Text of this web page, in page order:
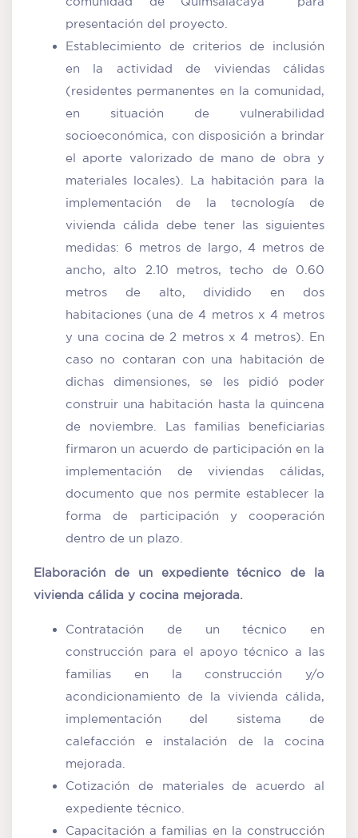
presentación del proyecto.
Establecimiento de criterios de inclusión
en la actividad de viviendas cálidas
(residentes permanentes en la comunidad,
en situación de vulnerabilidad
socioeconómica, con disposición a brindar
el aporte valorizado de mano de obra y
materiales locales). La habitación para la
implementación de la tecnología de
vivienda cálida debe tener las siguientes
medidas: 6 metros de largo, 4 metros de
ancho, alto 2.10 metros, techo de 0.60
metros de alto, dividido en dos
habitaciones (una de 4 metros x 4 metros
y una cocina de 2 metros x 4 metros). En
caso no contaran con una habitación de
dichas dimensiones, se les pidió poder
construir una habitación hasta la quincena
de noviembre. Las familias beneficiarias
firmaron un acuerdo de participación en la
implementación de viviendas cálidas,
documento que nos permite establecer la
forma de participación y cooperación
dentro de un plazo.
Elaboración de un expediente técnico de la
vivienda cálida y cocina mejorada.
Contratación de un técnico en
construcción para el apoyo técnico a las
familias en la construcción y/o
acondicionamiento de la vivienda cálida,
implementación del sistema de
calefacción e instalación de la cocina
mejorada.
Cotización de materiales de acuerdo al
expediente técnico.
Capacitación a familias en la construcción